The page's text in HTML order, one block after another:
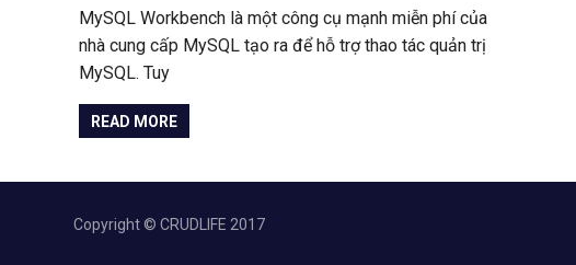
MySQL Workbench là một công cụ mạnh miễn phí của
nhà cung cấp MySQL tạo ra để hỗ trợ thao tác quản trị
MySQL. Tuy
READ MORE
Copyright © CRUDLIFE 2017